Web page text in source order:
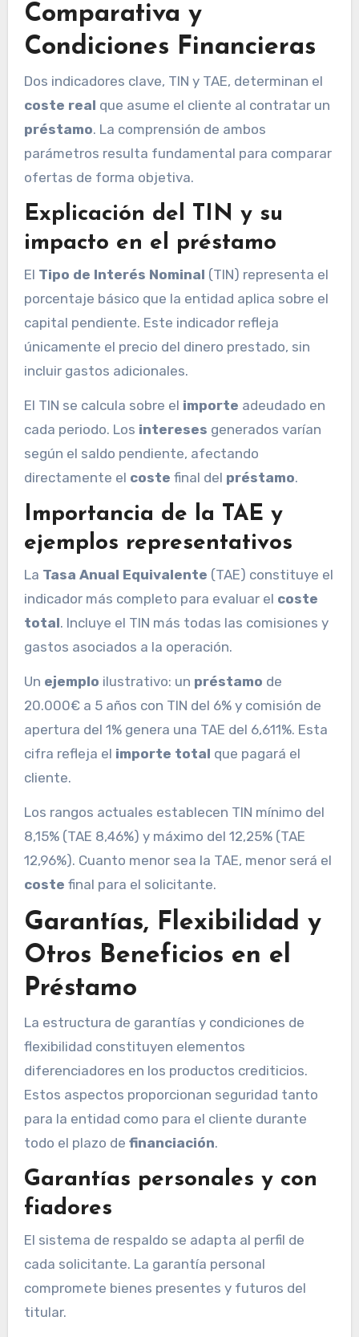
Comparativa y
Condiciones Financieras
Dos indicadores clave, TIN y TAE, determinan el
coste real que asume el cliente al contratar un
préstamo. La comprensión de ambos
parámetros resulta fundamental para comparar
ofertas de forma objetiva.
Explicación del TIN y su
impacto en el préstamo
El Tipo de Interés Nominal (TIN) representa el
porcentaje básico que la entidad aplica sobre el
capital pendiente. Este indicador refleja
únicamente el precio del dinero prestado, sin
incluir gastos adicionales.
El TIN se calcula sobre el importe adeudado en
cada periodo. Los intereses generados varían
según el saldo pendiente, afectando
directamente el coste final del préstamo.
Importancia de la TAE y
ejemplos representativos
La Tasa Anual Equivalente (TAE) constituye el
indicador más completo para evaluar el coste
total. Incluye el TIN más todas las comisiones y
gastos asociados a la operación.
Un ejemplo ilustrativo: un préstamo de
20.000€ a 5 años con TIN del 6% y comisión de
apertura del 1% genera una TAE del 6,611%. Esta
cifra refleja el importe total que pagará el
cliente.
Los rangos actuales establecen TIN mínimo del
8,15% (TAE 8,46%) y máximo del 12,25% (TAE
12,96%). Cuanto menor sea la TAE, menor será el
coste final para el solicitante.
Garantías, Flexibilidad y
Otros Beneficios en el
Préstamo
La estructura de garantías y condiciones de
flexibilidad constituyen elementos
diferenciadores en los productos crediticios.
Estos aspectos proporcionan seguridad tanto
para la entidad como para el cliente durante
todo el plazo de financiación.
Garantías personales y con
fiadores
El sistema de respaldo se adapta al perfil de
cada solicitante. La garantía personal
compromete bienes presentes y futuros del
titular.